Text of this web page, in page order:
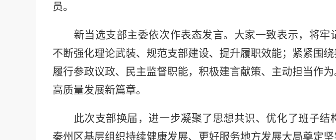
员。
新当选支部主委依次作表态发言。大家一致表示，将牢
不断强化理论武装、规范支部建设、提升履职效能；紧紧围
履行参政议政、民主监督职能，积极建言献策、主动担当作
高质量发展新篇章。
此次支部换届，进一步凝聚了思想共识、优化了班子结
秦州区基层组织持续健康发展、更好服务地方发展大局奠定坚